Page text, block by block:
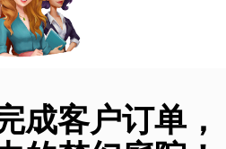
成客户订单，